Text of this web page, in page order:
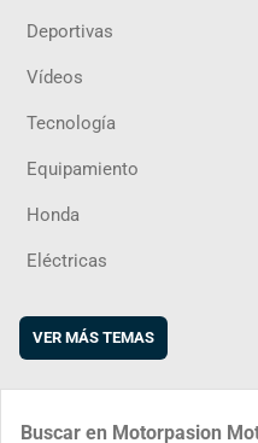
Deportivas
Vídeos
Tecnología
Equipamiento
Honda
Eléctricas
VER MÁS TEMAS